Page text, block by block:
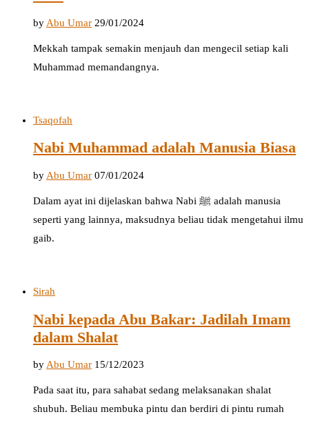
by Abu Umar 29/01/2024
Mekkah tampak semakin menjauh dan mengecil setiap kali
Muhammad memandangnya.
Tsaqofah
Nabi Muhammad adalah Manusia Biasa
by Abu Umar 07/01/2024
Dalam ayat ini dijelaskan bahwa Nabi ﷺ adalah manusia
seperti yang lainnya, maksudnya beliau tidak mengetahui ilmu
gaib.
Sirah
Nabi kepada Abu Bakar: Jadilah Imam
dalam Shalat
byAbu Umar 15/12/2023
Pada saat itu, para sahabat sedang melaksanakan shalat
shubuh. Beliau membuka pintu dan berdiri di pintu rumah